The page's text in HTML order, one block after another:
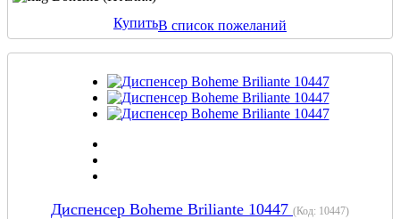
КупитьВ список пожеланий
Диспенсер Boheme Briliante 10447 (Код: 10447)